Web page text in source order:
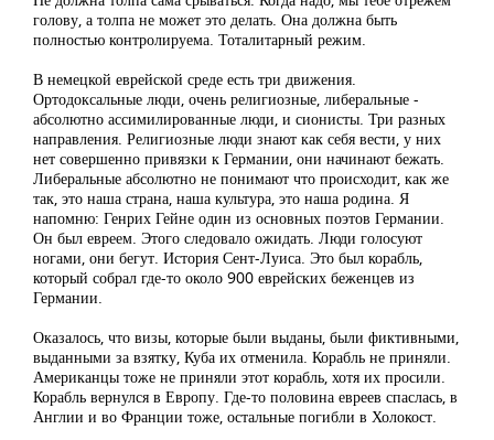
голову, а толпа не может это делать. Она должна быть
полностью контролируема. Тоталитарный режим.
В немецкой еврейской среде есть три движения.
Ортодоксальные люди, очень религиозные, либеральные -
абсолютно ассимилированные люди, и сионисты. Три разных
направления. Религиозные люди знают как себя вести, у них
нет совершенно привязки к Германии, они начинают бежать.
Либеральные абсолютно не понимают что происходит, как же
так, это наша страна, наша культура, это наша родина. Я
напомню: Генрих Гейне один из основных поэтов Германии.
Он был евреем. Этого следовало ожидать. Люди голосуют
ногами, они бегут. История Сент-Луиса. Это был корабль,
который собрал где-то около 900 еврейских беженцев из
Германии.
Оказалось, что визы, которые были выданы, были фиктивными,
выданными за взятку, Куба их отменила. Корабль не приняли.
Американцы тоже не приняли этот корабль, хотя их просили.
Корабль вернулся в Европу. Где-то половина евреев спаслась, в
Англии и во Франции тоже, остальные погибли в Холокост.